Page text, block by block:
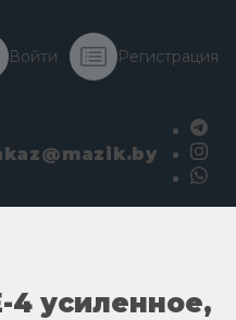
Войти Регистрация
4 усиленное,